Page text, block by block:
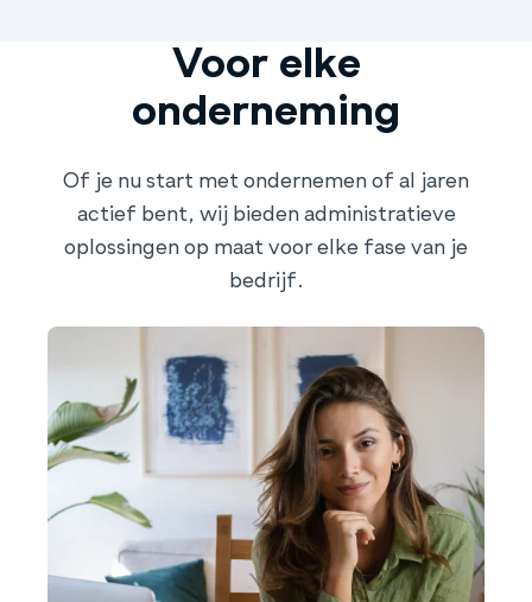
Voor elke
onderneming
Of je nu start met ondernemen of al jaren
actief bent, wij bieden administratieve
oplossingen op maat voor elke fase van je
bedrijf.